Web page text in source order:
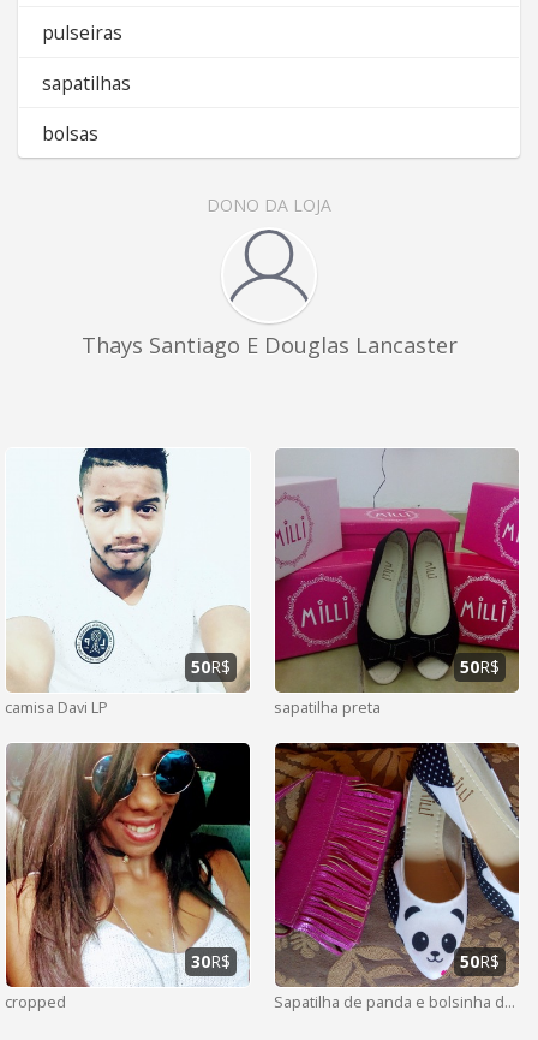
pulseiras
sapatilhas
bolsas
DONO DA LOJA
Thays Santiago E Douglas Lancaster
camisa Davi LP
50R$
sapatilha preta
50R$
cropped
30R$
Sapatilha de panda e bolsinha de couro
50R$